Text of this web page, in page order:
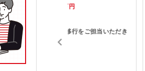
単 価：
万円
勤務地：
内 容：
システムのDB移行をご担当いただき
スキル：